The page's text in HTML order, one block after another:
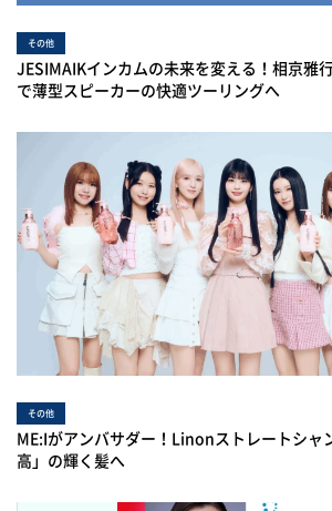
その他
JESIMAIKインカムの未来を変える！相京雅
で薄型スピーカーの快適ツーリングへ
その他
ME:Iがアンバサダー！Linonストレートシャ
高」の輝く髪へ